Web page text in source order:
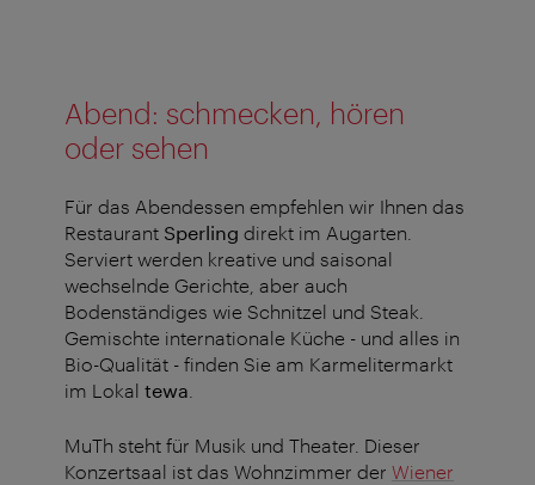
Abend: schmecken, hören
oder sehen
Für das Abendessen empfehlen wir Ihnen das
Restaurant Sperling direkt im Augarten.
Serviert werden kreative und saisonal
wechselnde Gerichte, aber auch
Bodenständiges wie Schnitzel und Steak.
Gemischte internationale Küche - und alles in
Bio-Qualität - finden Sie am Karmelitermarkt
im Lokal tewa
MuTh steht für Musik und Theater. Dieser
Konzertsaal ist das Wohnzimmer der Wiener